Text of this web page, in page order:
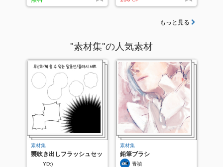
もっと見る
"素材集"の人気素材
素材集
襲吹き出しフラッシュセッ
YD:)
素材集
鉛筆ブラシ
青禎